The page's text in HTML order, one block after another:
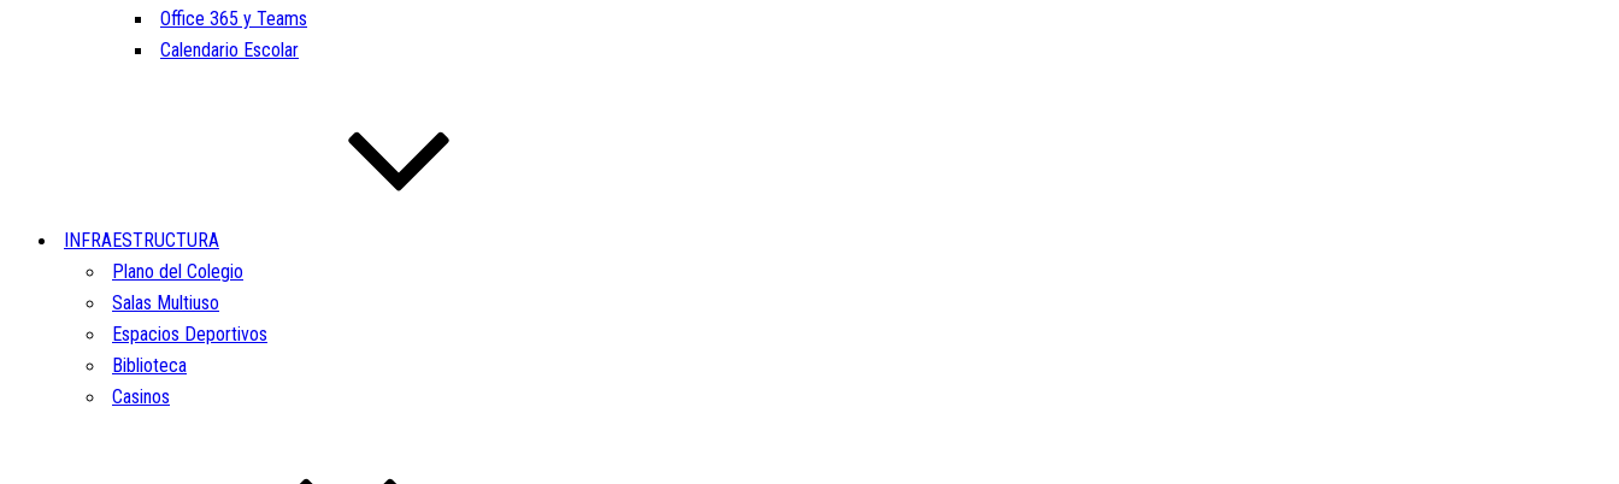
Office 365 y Teams
Calendario Escolar
INFRAESTRUCTURA
Plano del Colegio
Salas Multiuso
Espacios Deportivos
Biblioteca
Casinos